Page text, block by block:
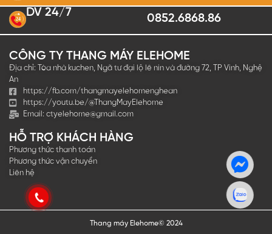
24
DV 24/7 0852.6868.86
CÔNG TY THANG MÁY ELEHOME
Địa chỉ: Tòa nhà kuchen, Ngã tư đại lộ lê nin và đường 72, TP Vinh, Nghệ
An
https://fb.com/thangmayelehomenghean
https://youtu.be/@ThangMayElehome
Email: ctyelehome@gmail.com
HỖ TRỢ KHÁCH HÀNG
Phương thức thanh toán
Phương thức vận chuyển
Liên hệ
Thang máy Elehome© 2024